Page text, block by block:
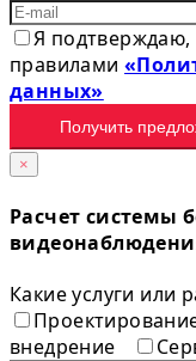
Я подтверждаю,
правилами
данных»
Получить
×
Расчет системы
Какие услуги или
внедрение